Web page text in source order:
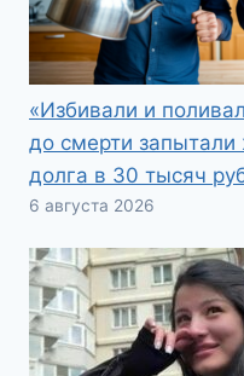
«Избивали и
до смерти запытали
долга в 30 тысяч
6 августа 2026